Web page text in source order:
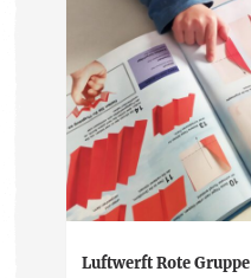
Luftwerft Rote Gruppe